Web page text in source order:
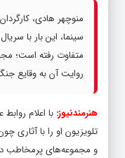
منوچهر هادی،
سینما، این بار با
متفاوت رفته است؛
روایت آن به وقایع جنگ ۱۲ روزه نیز گره خورده
هنرمندنیوز: با اعلام
تلویزیون او را با آثاری
و مجموعه‌های پرمخاطب